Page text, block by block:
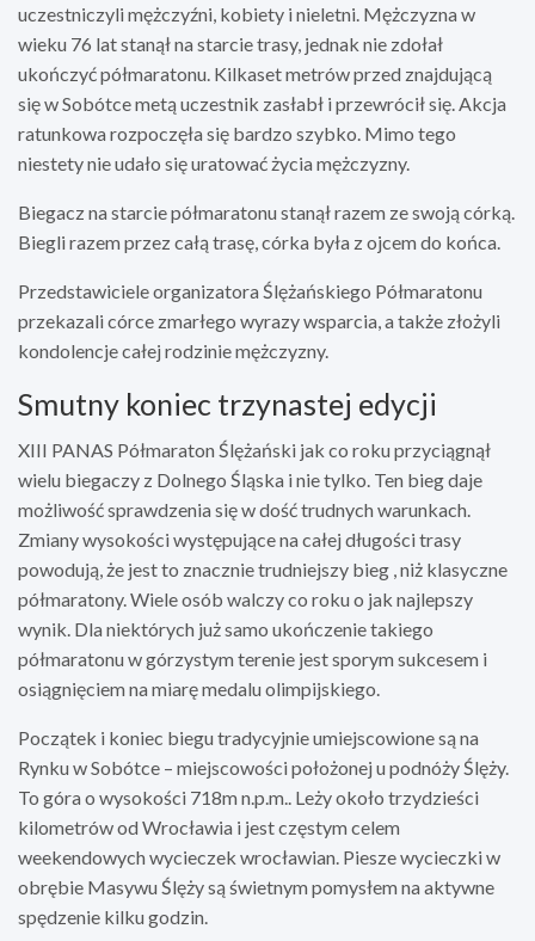
uczestniczyli mężczyźni, kobiety i nieletni. Mężczyzna w
wieku 76 lat stanął na starcie trasy, jednak nie zdołał
ukończyć półmaratonu. Kilkaset metrów przed znajdującą
się w Sobótce metą uczestnik zasłabł i przewrócił się. Akcja
ratunkowa rozpoczęła się bardzo szybko. Mimo tego
niestety nie udało się uratować życia mężczyzny.
Biegacz na starcie półmaratonu stanął razem ze swoją córką.
Biegli razem przez całą trasę, córka była z ojcem do końca.
Przedstawiciele organizatora Ślężańskiego Półmaratonu
przekazali córce zmarłego wyrazy wsparcia, a także złożyli
kondolencje całej rodzinie mężczyzny.
Smutny koniec trzynastej edycji
XIII PANAS Półmaraton Ślężański jak co roku przyciągnął
wielu biegaczy z Dolnego Śląska i nie tylko. Ten bieg daje
możliwość sprawdzenia się w dość trudnych warunkach.
Zmiany wysokości występujące na całej długości trasy
powodują, że jest to znacznie trudniejszy bieg , niż klasyczne
półmaratony. Wiele osób walczy co roku o jak najlepszy
wynik. Dla niektórych już samo ukończenie takiego
półmaratonu w górzystym terenie jest sporym sukcesem i
osiągnięciem na miarę medalu olimpijskiego.
Początek i koniec biegu tradycyjnie umiejscowione są na
Rynku w Sobótce – miejscowości położonej u podnóży Ślęży.
To góra o wysokości 718m n.p.m.. Leży około trzydzieści
kilometrów od Wrocławia i jest częstym celem
weekendowych wycieczek wrocławian. Piesze wycieczki w
obrębie Masywu Ślęży są świetnym pomysłem na aktywne
spędzenie kilku godzin.